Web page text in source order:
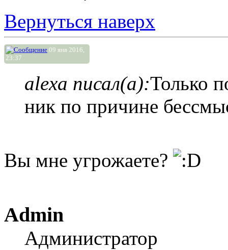
Вернуться наверх
09 янв 2016,
23:37
alexa писал(а):Только
ник по причине
Вы мне угрожаете?
Admin
Администратор